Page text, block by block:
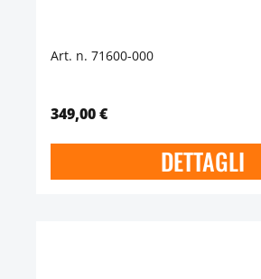
Art. n. 71600-000
349,00 €
DETTAGLI